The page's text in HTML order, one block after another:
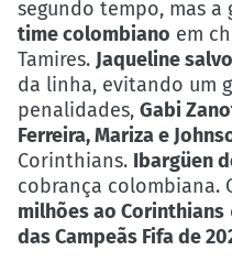
segundo tempo, mas a
time colombiano em
Tamires. Jaqueline
da linha, evitando um
penalidades, Gabi
Ferreira, Mariza e
Corinthians. Ibargüen
cobrança colombiana.
milhões ao Corinthians
das Campeãs Fifa de